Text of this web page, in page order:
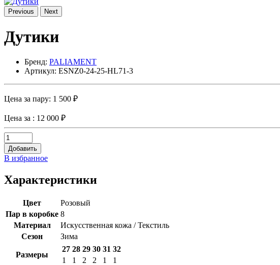
Previous Next
Дутики
Бренд: PALIAMENT
Артикул: ESNZ0-24-25-HL71-3
Цена за пару: 1 500 ₽
Цена за : 12 000 ₽
Добавить
В избранное
Характеристики
Цвет
Розовый
Пар в коробке 8
Материал
Искусственная кожа / Текстиль
Сезон
Зима
Размеры
27 28 29 30 31 32
1
1 2 2 1
1